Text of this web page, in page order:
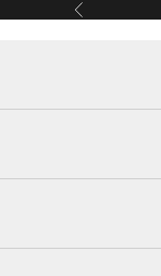
Précédent